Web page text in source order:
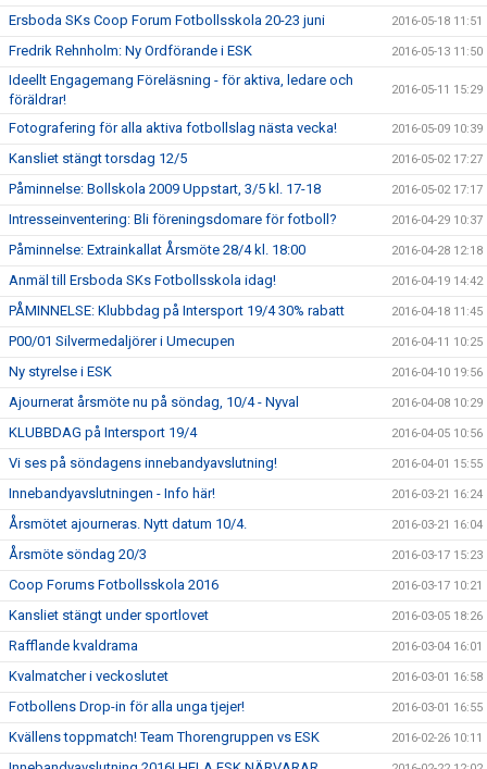
Ersboda SKs Coop Forum Fotbollsskola 20-23 juni 2016-05-18 11:51
Fredrik Rehnholm: Ny Ordförande i ESK 2016-05-13 11:50
Ideellt Engagemang Föreläsning - för aktiva, ledare och
föräldrar!
2016-05-11 15:29
Fotografering för alla aktiva fotbollslag nästa vecka! 2016-05-09 10:39
Kansliet stängt torsdag 12/5 2016-05-02 17:27
Påminnelse: Bollskola 2009 Uppstart, 3/5 kl. 17-18 2016-05-02 17:17
Intresseinventering: Bli föreningsdomare för fotboll? 2016-04-29 10:37
Påminnelse: Extrainkallat Årsmöte 28/4 kl. 18:00 2016-04-28 12:18
Anmäl till Ersboda SKs Fotbollsskola idag! 2016-04-19 14:42
PÅMINNELSE: Klubbdag på Intersport 19/4 30% rabatt 2016-04-18 11:45
P00/01 Silvermedaljörer i Umecupen 2016-04-11 10:25
Ny styrelse i ESK 2016-04-10 19:56
Ajournerat årsmöte nu på söndag, 10/4 - Nyval 2016-04-08 10:29
KLUBBDAG på Intersport 19/4 2016-04-05 10:56
Vi ses på söndagens innebandyavslutning! 2016-04-01 15:55
Innebandyavslutningen - Info här! 2016-03-21 16:24
Årsmötet ajourneras. Nytt datum 10/4. 2016-03-21 16:04
Årsmöte söndag 20/3 2016-03-17 15:23
Coop Forums Fotbollsskola 2016 2016-03-17 10:21
Kansliet stängt under sportlovet 2016-03-05 18:26
Rafflande kvaldrama 2016-03-04 16:01
Kvalmatcher i veckoslutet 2016-03-01 16:58
Fotbollens Drop-in för alla unga tjejer! 2016-03-01 16:55
Kvällens toppmatch! Team Thorengruppen vs ESK 2016-02-26 10:11